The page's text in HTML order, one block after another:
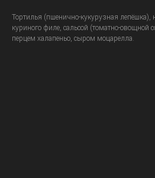
Тортилья (пшенично-кукурузная
куриного филе, сальсой (томатно-овощной
перцем халапеньо, сыром моцарелла.